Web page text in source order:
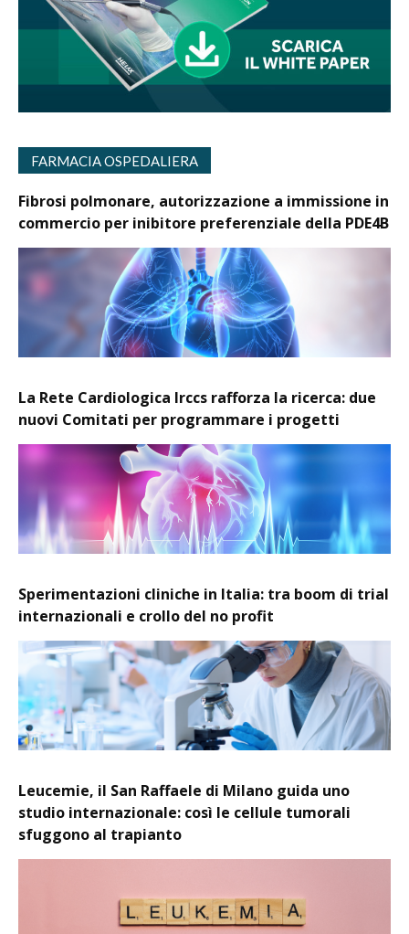
FARMACIA OSPEDALIERA
Fibrosi polmonare, autorizzazione a immissione in
commercio per inibitore preferenziale della PDE4B
La Rete Cardiologica Irccs rafforza la ricerca: due
nuovi Comitati per programmare i progetti
Sperimentazioni cliniche in Italia: tra boom di trial
internazionali e crollo del no profit
Leucemie, il San Raffaele di Milano guida uno
studio internazionale: così le cellule tumorali
sfuggono al trapianto